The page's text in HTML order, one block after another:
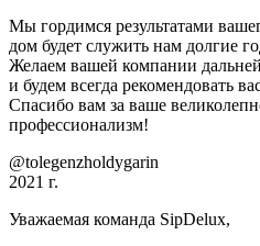
Мы гордимся результатами
дом будет служить нам долгие
Желаем вашей компании
и будем всегда рекомендовать
Спасибо вам за ваше
профессионализм!
@tolegenzholdygarin
2021 г.
Уважаемая команда SipDelux,